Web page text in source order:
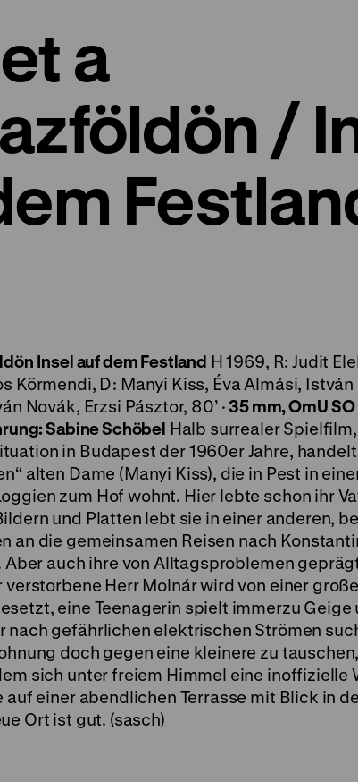
a
/
Insel auf dem Festland H 1969, R: Judit
Körmendi, D: Manyi Kiss, Éva Almási, István
Novák, Erzsi Pásztor, 80’ ·35 mm, OmU SO
Sabine Schöbel Halb surrealer
in Budapest der 1960er Jahre,
alten Dame (Manyi Kiss), die in Pest in
zum Hof wohnt. Hier lebte schon ihr
und Platten lebt sie in einer anderen,
an die gemeinsamen Reisen nach
Aber auch ihre von Alltagsproblemen
verstorbene Herr Molnár wird von einer
eine Teenagerin spielt immerzu Geige
nach gefährlichen elektrischen Strömen
doch gegen eine kleinere zu
sich unter freiem Himmel eine inoffizielle
auf einer abendlichen Terrasse mit Blick in
Ort ist gut. (sasch)